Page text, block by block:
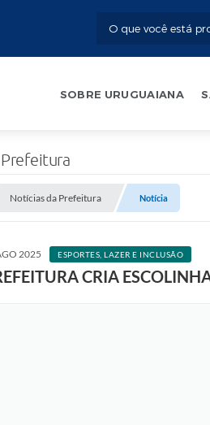
SOBRE URUGUAIANA
Notícias da Prefeitura Notícia
2025 ESPORTES, LAZER E INCLUSÃO
CRIA